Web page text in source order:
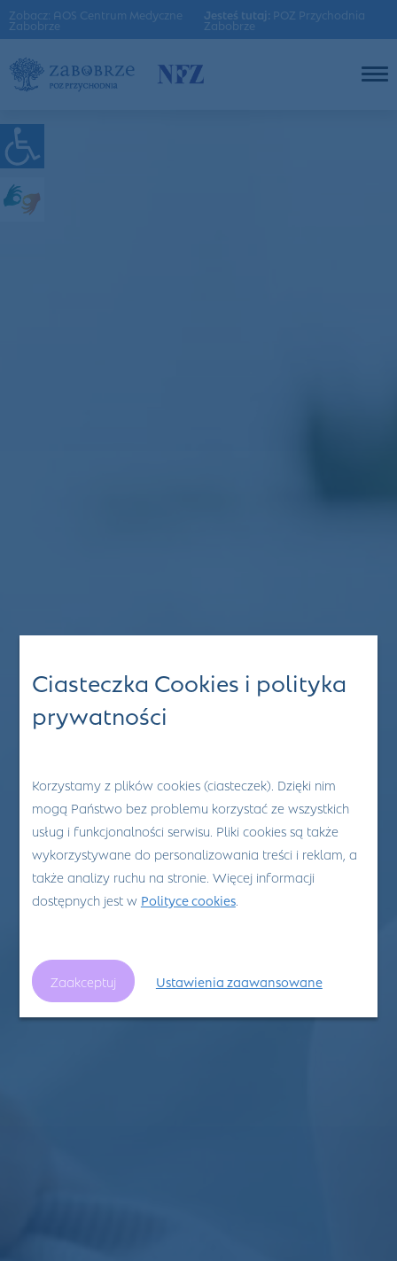
Zobacz: AOS Centrum Medyczne
Zabobrze
Jesteś tutaj: POZ Przychodnia
Zabobrze
Ciasteczka Cookies i polityka
prywatności
Korzystamy z plików cookies (ciasteczek). Dzięki nim
mogą Państwo bez problemu korzystać ze wszystkich
usług i funkcjonalności serwisu. Pliki cookies są także
wykorzystywane do personalizowania treści i reklam, a
także analizy ruchu na stronie. Więcej informacji
dostępnych jest w Polityce cookies.
Zaakceptuj Ustawienia zaawansowane